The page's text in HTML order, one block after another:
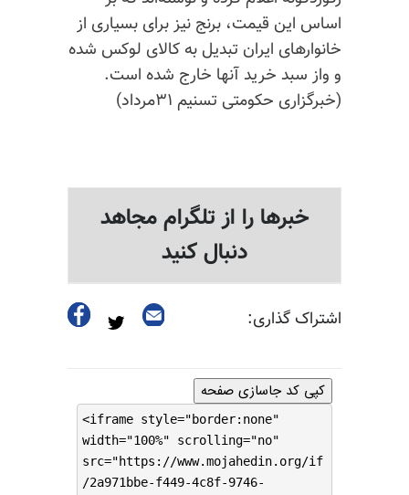
اساس این قیمت، برنج نیز برای بسیاری از
خانوارهای ایران تبدیل به کالای لوکس شده
و واز سبد خرید آنها خارج شده است.
(خبرگزاری حکومتی تسنیم ۳۱مرداد)
خبرها را از تلگرام مجاهد
دنبال کنید
اشتراک گذاری:
کپی کد جاسازی صفحه
<iframe style="border:none"
width="100%" scrolling="no"
src="https://www.mojahedin.org/if
/2a971bbe-f449-4c8f-9746-